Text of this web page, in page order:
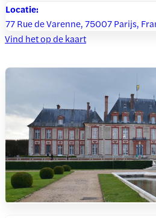
Locatie:
77 Rue de Varenne, 75007 Parijs,
Vind het op de kaart